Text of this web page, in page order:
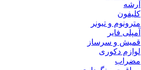
آرشه
کلیفون
مترونوم و تیونر
آمپلی فایر
قمیش و سرساز
لوازم دکوری
مضراب